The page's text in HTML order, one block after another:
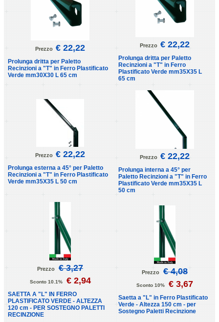
Prezzo € 22,22
Prolunga dritta per Paletto
Recinzioni a "T" in Ferro Plastificato
Verde mm30X30 L 65 cm
Prezzo € 22,22
Prolunga dritta per Paletto
Recinzioni a "T" in Ferro
Plastificato Verde mm35X35 L
65 cm
Prezzo € 22,22
Prolunga esterna a 45° per Paletto
Recinzioni a "T" in Ferro Plastificato
Verde mm35X35 L 50 cm
Prezzo € 22,22
Prolunga interna a 45° per
Paletto Recinzioni a "T" in Ferro
Plastificato Verde mm35X35 L
50 cm
Prezzo € 3,27
Sconto 10.1% € 2,94
SAETTA A "L" IN FERRO
PLASTIFICATO VERDE - ALTEZZA
120 cm - PER SOSTEGNO PALETTI
RECINZIONE
Prezzo € 4,08
Sconto 10% € 3,67
Saetta a "L" in Ferro Plastificato
Verde - Altezza 150 cm - per
Sostegno Paletti Recinzione